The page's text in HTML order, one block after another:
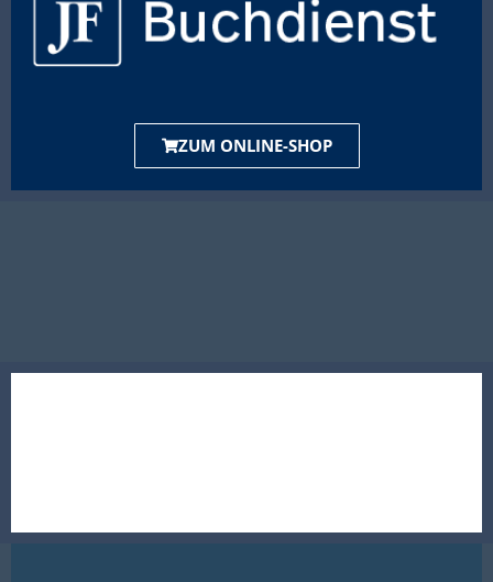
ZUM ONLINE-SHOP